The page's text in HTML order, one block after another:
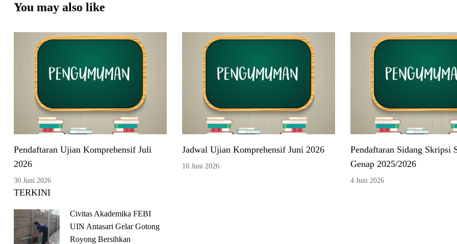
You may also like
Pendaftaran Ujian Komprehensif Juli
2026
30 Juni 2026
Jadwal Ujian Komprehensif Juni 2026
10 Juni 2026
Pendaftaran Sidang Skripsi
Genap 2025/2026
4 Juni 2026
TERKINI
Civitas Akademika FEBI
UIN Antasari Gelar Gotong
Royong Bersihkan